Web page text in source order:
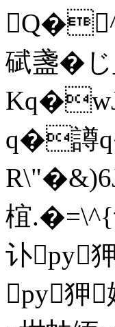
Q�^
碔盞�
q�譐
椬
讣py
py狎